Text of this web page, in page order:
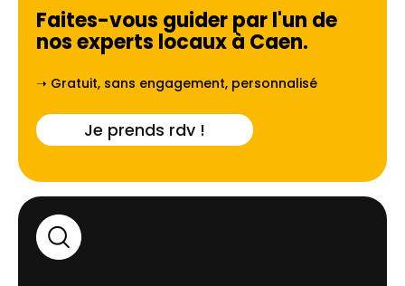
Faites-vous guider par l'un de
nos experts locaux à Caen.
➝ Gratuit, sans engagement, personnalisé
Je prends rdv !